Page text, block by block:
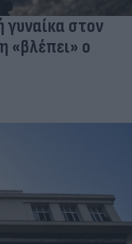
γυναίκα στον
«βλέπει» ο